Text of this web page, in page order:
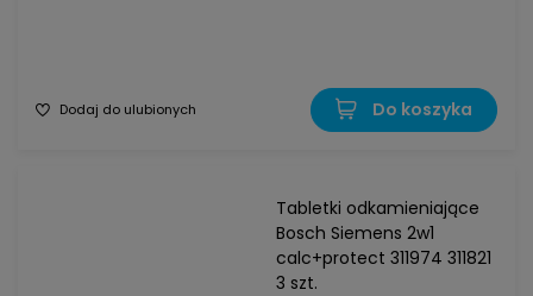
Dodaj do ulubionych Do koszyka
Tabletki odkamieniające
Bosch Siemens 2w1
calc+protect 311974 311821
3 szt.